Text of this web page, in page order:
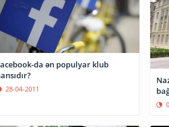
da ən populyar klub
28-04-2011